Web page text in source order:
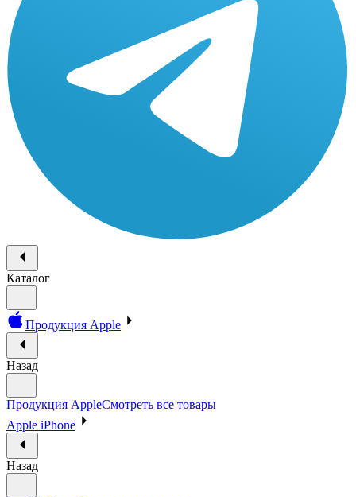
Каталог
Продукция Apple
Назад
Продукция AppleСмотреть все товары
Apple iPhone
Назад